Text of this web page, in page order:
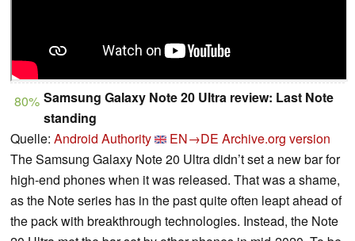
80% Samsung Galaxy Note 20 Ultra review: Last Note
standing
Quelle: Android Authority EN→DE Archive.org version
The Samsung Galaxy Note 20 Ultra didn’t set a new bar for
high-end phones when it was released. That was a shame,
as the Note series has in the past quite often leapt ahead of
the pack with breakthrough technologies. Instead, the Note